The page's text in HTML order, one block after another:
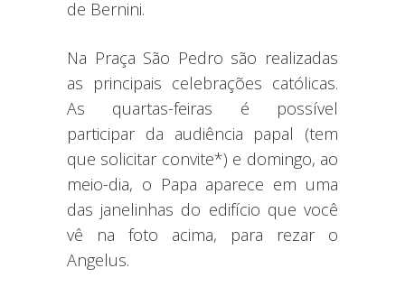
de Bernini.
Na Praça São Pedro são realizadas
as principais celebrações católicas.
As quartas-feiras é possível
participar da audiência papal (tem
que solicitar convite*) e domingo, ao
meio-dia, o Papa aparece em uma
das janelinhas do edifício que você
vê na foto acima, para rezar o
Angelus.